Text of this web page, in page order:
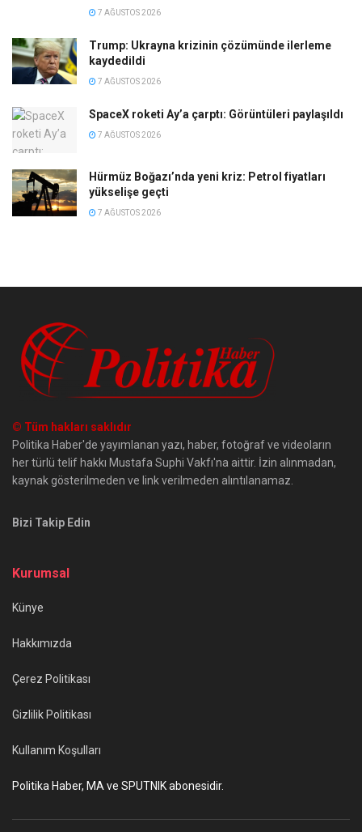
7 AĞUSTOS 2026
Trump: Ukrayna krizinin çözümünde ilerleme
kaydedildi
7 AĞUSTOS 2026
SpaceX roketi Ay’a çarptı: Görüntüleri paylaşıldı
7 AĞUSTOS 2026
Hürmüz Boğazı’nda yeni kriz: Petrol fiyatları
yükselişe geçti
7 AĞUSTOS 2026
© Tüm hakları saklıdır
Politika Haber'de yayımlanan yazı, haber, fotoğraf ve videoların
her türlü telif hakkı Mustafa Suphi Vakfı'na aittir. İzin alınmadan,
kaynak gösterilmeden ve link verilmeden alıntılanamaz.
Bizi Takip Edin
Kurumsal
Künye
Hakkımızda
Çerez Politikası
Gizlilik Politikası
Kullanım Koşulları
Politika Haber, MA ve SPUTNIK abonesidir.